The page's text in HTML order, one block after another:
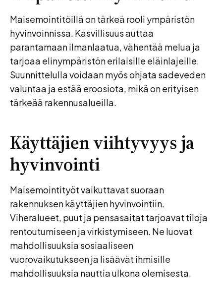
Maisemointitöillä on tärkeä rooli ympäristön
hyvinvoinnissa. Kasvillisuus auttaa
parantamaan ilmanlaatua, vähentää melua ja
tarjoaa elinympäristön erilaisille eläinlajeille.
Suunnittelulla voidaan myös ohjata sadeveden
valuntaa ja estää eroosiota, mikä on erityisen
tärkeää rakennusalueilla.
Käyttäjien viihtyvyys ja
hyvinvointi
Maisemointityöt vaikuttavat suoraan
rakennuksen käyttäjien hyvinvointiin.
Viheralueet, puut ja pensasaitat tarjoavat tiloja
rentoutumiseen ja virkistymiseen. Ne luovat
mahdollisuuksia sosiaaliseen
vuorovaikutukseen ja lisäävät ihmisille
mahdollisuuksia nauttia ulkona olemisesta.